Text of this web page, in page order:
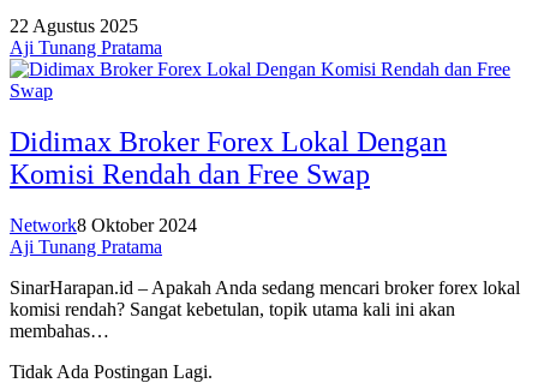
22 Agustus 2025
Aji Tunang Pratama
Didimax Broker Forex Lokal Dengan
Komisi Rendah dan Free Swap
Network8 Oktober 2024
Aji Tunang Pratama
SinarHarapan.id – Apakah Anda sedang mencari broker forex lokal
komisi rendah? Sangat kebetulan, topik utama kali ini akan
membahas…
Tidak Ada Postingan Lagi.